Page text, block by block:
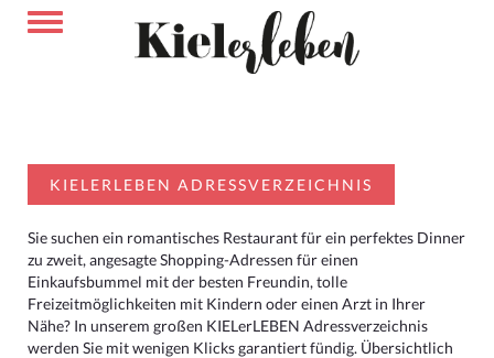
KIELERLEBEN ADRESSVERZEICHNIS
Sie suchen ein romantisches Restaurant für ein perfektes Dinner
zu zweit, angesagte Shopping-Adressen für einen
Einkaufsbummel mit der besten Freundin, tolle
Freizeitmöglichkeiten mit Kindern oder einen Arzt in Ihrer
Nähe? In unserem großen KIELerLEBEN Adressverzeichnis
werden Sie mit wenigen Klicks garantiert fündig. Übersichtlich